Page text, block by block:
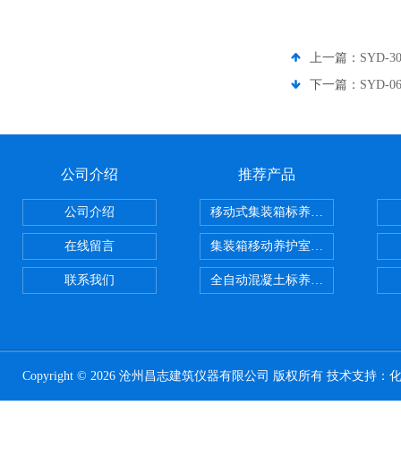
上一篇： SYD-
下一篇： SYD-
公司介绍
公司介绍
在线留言
联系我们
推荐产品
移动式集装箱标养室 养护室设备
集装箱移动养护室 标养室
全自动混凝土标养室恒温恒湿设备
Copyright © 2026 沧州昌志建筑仪器有限公司 版权所有 技术支持：